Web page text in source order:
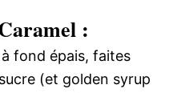
:
fond épais, faites
(et golden syrup